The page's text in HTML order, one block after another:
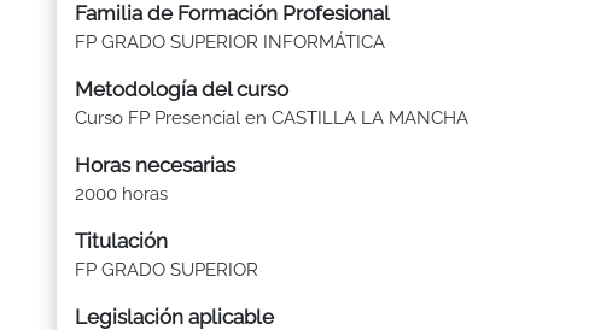
Familia de Formación Profesional
FP GRADO SUPERIOR INFORMÁTICA
Metodología del curso
Curso FP Presencial en CASTILLA LA MANCHA
Horas necesarias
2000 horas
Titulación
FP GRADO SUPERIOR
Legislación aplicable